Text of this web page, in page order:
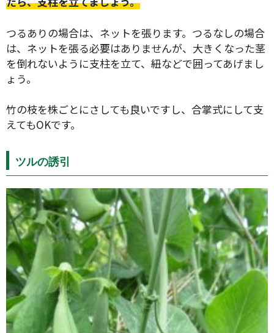
つるありの場合は、ネットを張ります。つるなしの場合
は、ネットを張る必要はありませんが、大きくなった茎
を倒れないように支柱を立て、紐などで囲ってあげまし
ょう。
竹の枝を株ごとにさしても良いですし、合掌式にして支
えてもOKです。
ツルの誘引